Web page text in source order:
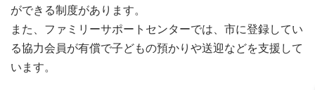
ができる制度があります。
また、ファミリーサポートセンターでは、市に登録してい
る協力会員が有償で子どもの預かりや送迎などを支援して
います。